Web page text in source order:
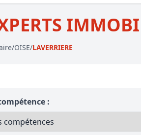
Formation expertise immobilière /
Expertise local commercial
Mise en copropriété
Expertise terrains agricoles,
/OISE/LAVERRIERE
: